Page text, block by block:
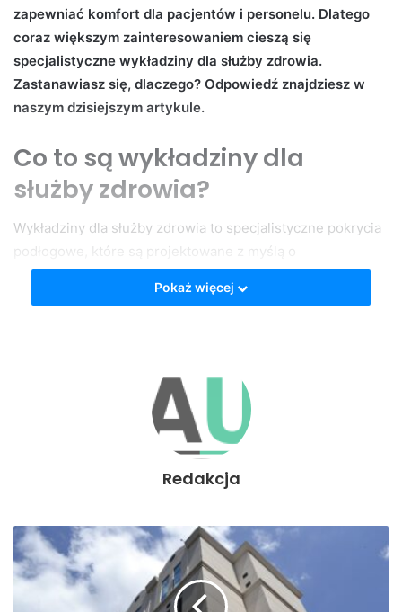
zapewniać komfort dla pacjentów i personelu. Dlatego
coraz większym zainteresowaniem cieszą się
specjalistyczne wykładziny dla służby zdrowia.
Zastanawiasz się, dlaczego? Odpowiedź znajdziesz w
naszym dzisiejszym artykule.
Co to są wykładziny dla
służby zdrowia?
Wykładziny dla służby zdrowia to specjalistyczne pokrycia
podłogowe, które są projektowane z myślą o
specyficznych potrzebach placówek medycznych.
Wyróżniają się one nie tylko wysoką odpornością na
gabinetów lekarskich, a także innych placówek służby
Dlaczego warto
zainwestować w wykładziny
dla służby zdrowia?
Inwestycja w wykładziny dla służby zdrowia niesie ze sobą
wiele korzyści. Przede wszystkim, dzięki swoim
Pokaż więcej
Redakcja